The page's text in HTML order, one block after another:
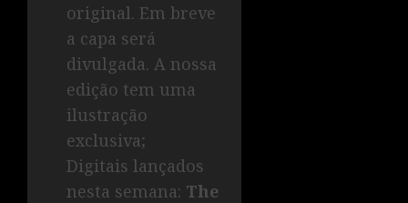
original. Em breve
a capa será
divulgada. A nossa
edição tem uma
ilustração
exclusiva;
Digitais lançados
nesta semana: The